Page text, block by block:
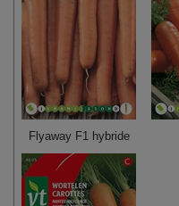
Flyaway F1 hybride